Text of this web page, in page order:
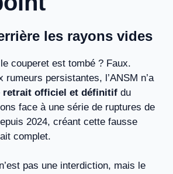
les rayons vides
couperet est tombé ? Faux.
rumeurs persistantes, l’ANSM n’a
retrait officiel et définitif du
face à une série de ruptures de
2024, créant cette fausse
complet.
pas une interdiction, mais le